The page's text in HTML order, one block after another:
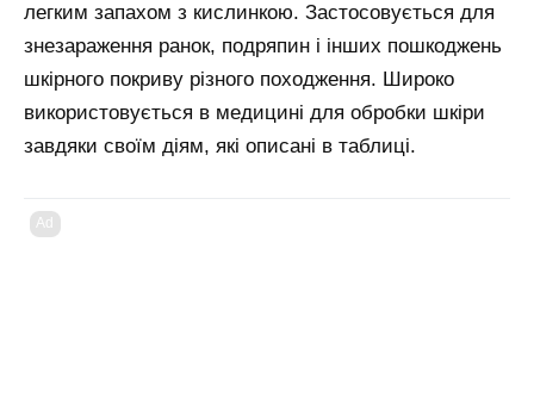
легким запахом з кислинкою. Застосовується для
знезараження ранок, подряпин і інших пошкоджень
шкірного покриву різного походження. Широко
використовується в медицині для обробки шкіри
завдяки своїм діям, які описані в таблиці.
Ad